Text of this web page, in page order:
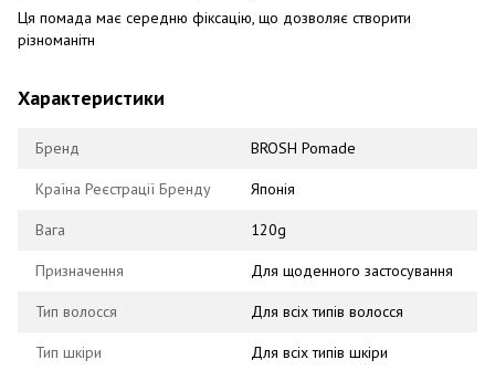
Ця помада має середню фіксацію, що дозволяє створити
різноманітн
Характеристики
Бренд BROSH Pomade
Країна Реєстрації Бренду Японія
Вага 120g
Призначення Для щоденного застосування
Тип волосся Для всіх типів волосся
Тип шкіри Для всіх типів шкіри